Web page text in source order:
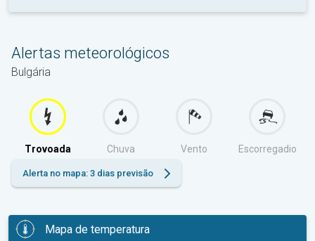
Alertas meteorológicos
Bulgária
Trovoada Chuva Vento Escorregadio
Alerta no mapa: 3 dias previsão
Mapa de temperatura